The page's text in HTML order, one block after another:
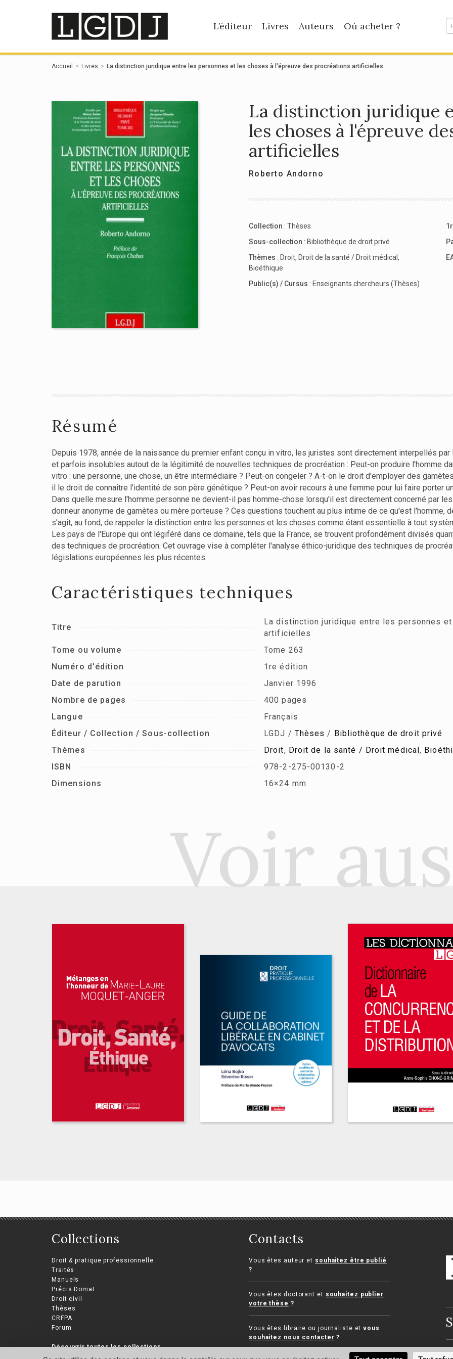
L’éditeur Livres Auteurs Où acheter ?
Accueil Livres La distinction juridique entre les personnes et les choses à l'épreuve des procréations artificielles
La distinction juridique
les choses à l'épreuve
artificielles
Roberto Andorno
Collection : Thèses
Sous-collection : Bibliothèque de droit privé
Thèmes : Droit, Droit de la santé / Droit médical ,
Bioéthique
Public(s) / Cursus : Enseignants chercheurs (Thèses)
Résumé
Depuis 1978, année de la naissance du premier enfant conçu in vitro, les juristes sont directement interpellés
et parfois insolubles autout de la légitimité de nouvelles techniques de procréation : Peut-on produire l'homme
vitro : une personne, une chose, un être intermédiaire ? Peut-on congeler ? A-t-on le droit d'employer des
il le droit de connaître l'identité de son père génétique ? Peut-on avoir recours à une femme pour lui faire porter
Dans quelle mesure l'homme personne ne devient-il pas homme-chose lorsqu'il est directement concerné par
donneur anonyme de gamètes ou mère porteuse ? Ces questions touchent au plus intime de ce qu'est l'homme,
s'agit, au fond, de rappeler la distinction entre les personnes et les choses comme étant essentielle à tout
Les pays de l'Europe qui ont légiféré dans ce domaine, tels que la France, se trouvent profondément divisés
des techniques de procréation. Cet ouvrage vise à compléter l'analyse éthico-juridique des techniques de
législations européennes les plus récentes.
Caractéristiques techniques
Titre
La distinction juridique entre les personnes
artificielles
Tome ou volume
Tome 263
Numéro d'édition
1re édition
Date de parution
Janvier 1996
Nombre de pages
400 pages
Langue
Français
Éditeur / Collection / Sous-collection
LGDJ / Thèses / Bibliothèque de droit privé
Thèmes
Droit, Droit de la santé / Droit médical,
ISBN
978-2-275-00130-2
Dimensions
16×24 mm
Voir
Mélanges en
Laure Moquet-Anger
Collectif
collaboration libérale
en cabinet d'avocats
concurrence et de
distribution
Anne-Sophie Choné-Grimaldi
Collections
Droit & pratique professionnelle
Traités
Manuels
Précis Domat
Droit civil
Thèses
CRFPA
Forum
Découvrir toutes les collections
Contacts
Vous êtes auteur et souhaitez être publié
?
Vous êtes doctorant et souhaitez publier
votre thèse ?
Vous êtes libraire ou journaliste etvous
souhaitez nous contacter ?